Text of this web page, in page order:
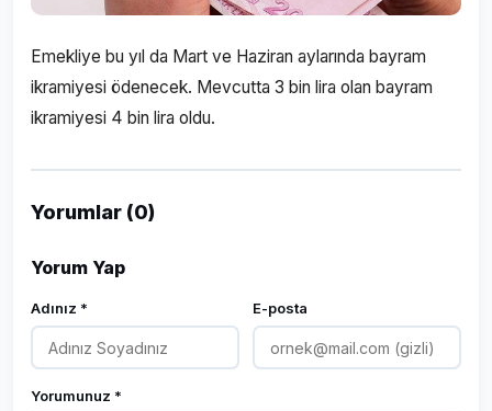
Emekliye bu yıl da Mart ve Haziran aylarında bayram
ikramiyesi ödenecek. Mevcutta 3 bin lira olan bayram
ikramiyesi 4 bin lira oldu.
Yorumlar (0)
Yorum Yap
Adınız * E-posta
Yorumunuz *